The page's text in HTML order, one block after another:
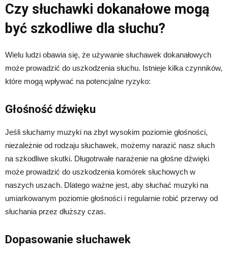
Czy słuchawki dokanałowe mogą
być szkodliwe dla słuchu?
Wielu ludzi obawia się, że używanie słuchawek dokanałowych
może prowadzić do uszkodzenia słuchu. Istnieje kilka czynników,
które mogą wpływać na potencjalne ryzyko:
Głośność dźwięku
Jeśli słuchamy muzyki na zbyt wysokim poziomie głośności,
niezależnie od rodzaju słuchawek, możemy narazić nasz słuch
na szkodliwe skutki. Długotrwałe narażenie na głośne dźwięki
może prowadzić do uszkodzenia komórek słuchowych w
naszych uszach. Dlatego ważne jest, aby słuchać muzyki na
umiarkowanym poziomie głośności i regularnie robić przerwy od
słuchania przez dłuższy czas.
Dopasowanie słuchawek